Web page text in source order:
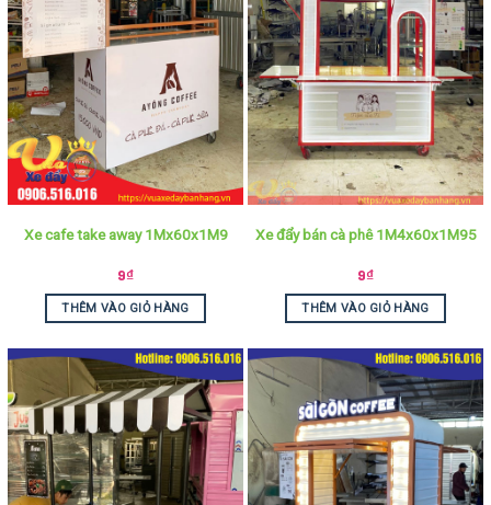
Xe cafe take away 1Mx60x1M9
9₫
THÊM VÀO GIỎ HÀNG
Xe đẩy bán cà phê 1M4x60x1M95
9₫
THÊM VÀO GIỎ HÀNG